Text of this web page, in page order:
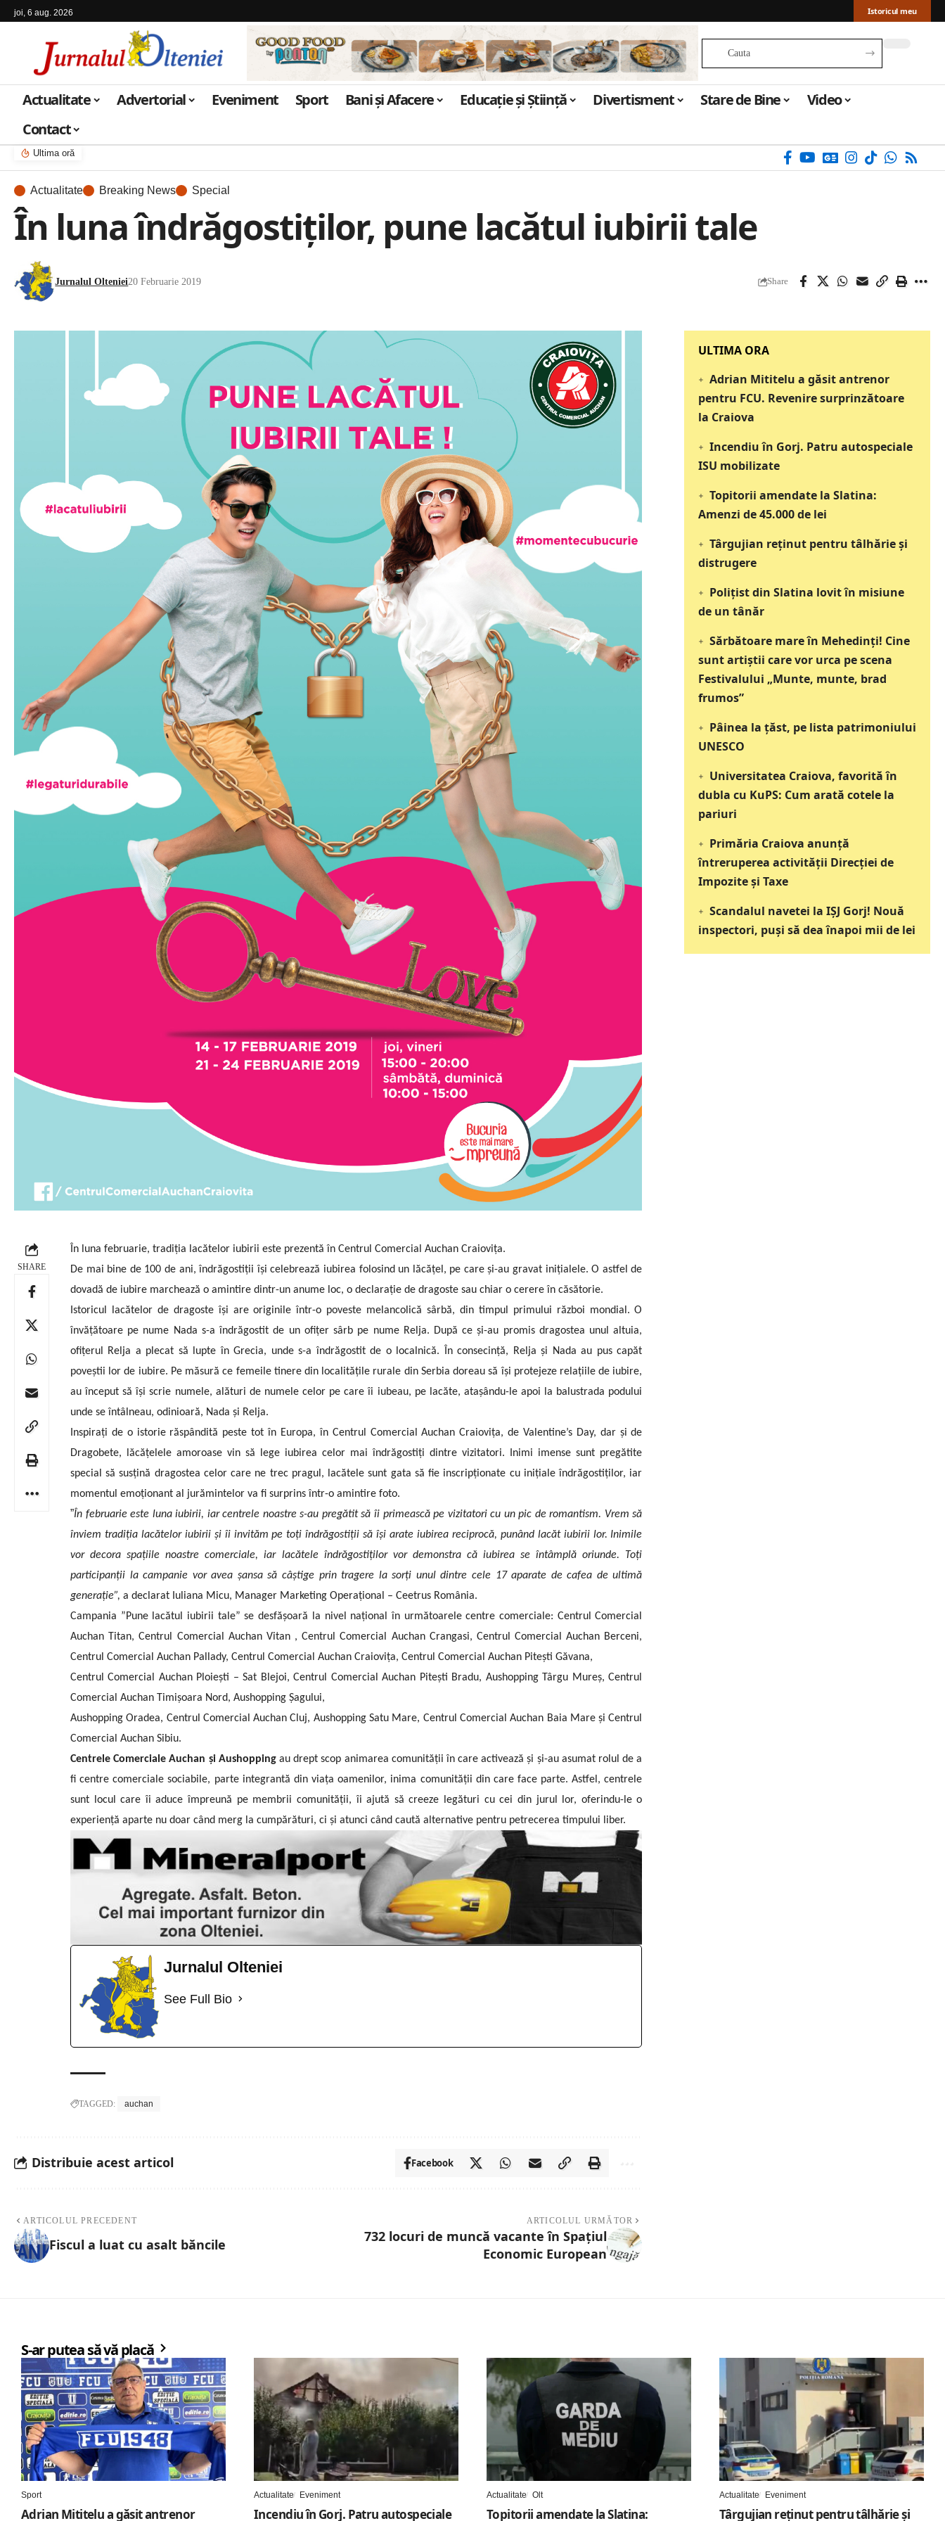
joi, 6 aug. 2026 Istoricul meu
Actualitate Advertorial Eveniment Sport Bani și Afacere Educație și Știință Divertisment Stare de Bine
Video
Contact
Ultima oră
Actualitate Breaking News Special
În luna îndrăgostiților, pune lacătul iubirii tale
Jurnalul Olteniei20 Februarie 2019 Share
SHARE
În luna februarie, tradiția lacătelor iubirii este prezentă în Centrul Comercial Auchan Craiovița.
De mai bine de 100 de ani, îndrăgostiții își celebrează iubirea folosind un lăcățel, pe care și-au gravat inițialele. O astfel de
dovadă de iubire marchează o amintire dintr-un anume loc, o declarație de dragoste sau chiar o cerere în căsătorie.
Istoricul lacătelor de dragoste își are originile într-o poveste melancolică sârbă, din timpul primului război mondial. O
învățătoare pe nume Nada s-a îndrăgostit de un ofițer sârb pe nume Relja. După ce și-au promis dragostea unul altuia,
ofițerul Relja a plecat să lupte în Grecia, unde s-a îndrăgostit de o localnică. În consecință, Relja și Nada au pus capăt
poveștii lor de iubire. Pe măsură ce femeile tinere din localitățile rurale din Serbia doreau să își protejeze relațiile de iubire,
au început să își scrie numele, alături de numele celor pe care îi iubeau, pe lacăte, atașându-le apoi la balustrada podului
unde se întâlneau, odinioară, Nada și Relja.
Inspirați de o istorie răspândită peste tot în Europa, în Centrul Comercial Auchan Craiovița, de Valentine’s Day, dar și de
Dragobete, lăcățelele amoroase vin să lege iubirea celor mai îndrăgostiți dintre vizitatori. Inimi imense sunt pregătite
special să susțină dragostea celor care ne trec pragul, lacătele sunt gata să fie inscripționate cu inițiale îndrăgostiților, iar
momentul emoționant al jurămintelor va fi surprins într-o amintire foto.
”În februarie este luna iubirii, iar centrele noastre s-au pregătit să îi primească pe vizitatori cu un pic de romantism. Vrem să
înviem tradiția lacătelor iubirii și îi invităm pe toți îndrăgostiții să își arate iubirea reciprocă, punând lacăt iubirii lor. Inimile
vor decora spațiile noastre comerciale, iar lacătele îndrăgostiților vor demonstra că iubirea se întâmplă oriunde. Toți
participanții la campanie vor avea șansa să câștige prin tragere la sorți unul dintre cele 17 aparate de cafea de ultimă
generație”, a declarat Iuliana Micu, Manager Marketing Operațional – Ceetrus România.
Campania ”Pune lacătul iubirii tale” se desfășoară la nivel național în următoarele centre comerciale: Centrul Comercial
Auchan Titan, Centrul Comercial Auchan Vitan , Centrul Comercial Auchan Crangasi, Centrul Comercial Auchan Berceni,
Centrul Comercial Auchan Pallady, Centrul Comercial Auchan Craiovița, Centrul Comercial Auchan Pitești Găvana,
Centrul Comercial Auchan Ploiești – Sat Blejoi, Centrul Comercial Auchan Pitești Bradu, Aushopping Târgu Mureș, Centrul
Comercial Auchan Timișoara Nord, Aushopping Șagului,
Aushopping Oradea, Centrul Comercial Auchan Cluj, Aushopping Satu Mare, Centrul Comercial Auchan Baia Mare și Centrul
Comercial Auchan Sibiu.
Centrele Comerciale Auchan și Aushoppingau drept scop animarea comunității în care activează și și-au asumat rolul de a
fi centre comerciale sociabile, parte integrantă din viața oamenilor, inima comunității din care face parte. Astfel, centrele
sunt locul care îi aduce împreună pe membrii comunității, îi ajută să creeze legături cu cei din jurul lor, oferindu-le o
experiență aparte nu doar când merg la cumpărături, ci și atunci când caută alternative pentru petrecerea timpului liber.
Jurnalul Olteniei
See Full Bio
TAGGED: auchan
Distribuie acest articol Facebook
ARTICOLUL PRECEDENT
Fiscul a luat cu asalt băncile
ARTICOLUL URMĂTOR
732 locuri de muncă vacante în Spațiul
Economic European
‎‎‎‎‎‎‎ULTIMA ORA
Adrian Mititelu a găsit antrenor
pentru FCU. Revenire surprinzătoare
la Craiova
Incendiu în Gorj. Patru autospeciale
ISU mobilizate
Topitorii amendate la Slatina:
Amenzi de 45.000 de lei
Târgujian reținut pentru tâlhărie și
distrugere
Polițist din Slatina lovit în misiune
de un tânăr
Sărbătoare mare în Mehedinți! Cine
sunt artiștii care vor urca pe scena
Festivalului „Munte, munte, brad
frumos”
Pâinea la țăst, pe lista patrimoniului
UNESCO
Universitatea Craiova, favorită în
dubla cu KuPS: Cum arată cotele la
pariuri
Primăria Craiova anunță
întreruperea activității Direcției de
Impozite și Taxe
Scandalul navetei la IȘJ Gorj! Nouă
inspectori, puși să dea înapoi mii de lei
S-ar putea să vă placă
Sport
Adrian Mititelu a găsit antrenor
Actualitate Eveniment
Incendiu în Gorj. Patru autospeciale
Actualitate Olt
Topitorii amendate la Slatina:
Actualitate Eveniment
Târgujian reținut pentru tâlhărie și